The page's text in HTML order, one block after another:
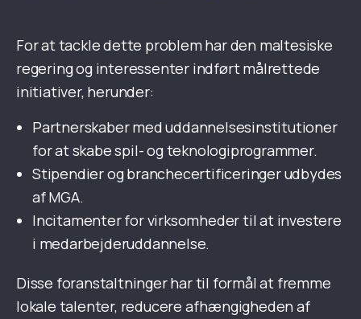
For at tackle dette problem har den maltesiske
regering og interessenter indført målrettede
initiativer, herunder:
Partnerskaber med uddannelsesinstitutioner
for at skabe spil- og teknologiprogrammer.
Stipendier og branchecertificeringer udbydes
af MGA.
Incitamenter for virksomheder til at investere
i medarbejderuddannelse.
Disse foranstaltninger har til formål at fremme
lokale talenter, reducere afhængigheden af